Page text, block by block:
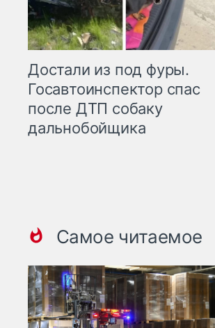
Достали из под фуры.
Госавтоинспектор спас
после ДТП собаку
дальнобойщика
Самое читаемое